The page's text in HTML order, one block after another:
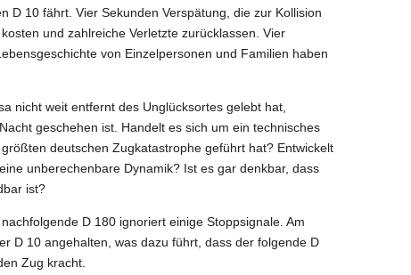
D 10 fährt. Vier Sekunden Verspätung, die zur Kollision
und zahlreiche Verletzte zurücklassen. Vier
von Einzelpersonen und Familien haben
nicht weit entfernt des Unglücksortes gelebt hat,
geschehen ist. Handelt es sich um ein technisches
deutschen Zugkatastrophe geführt hat? Entwickelt
unberechenbare Dynamik? Ist es gar denkbar, dass
ist?
D 180 ignoriert einige Stoppsignale. Am
D 10 angehalten, was dazu führt, dass der folgende D
Zug kracht.